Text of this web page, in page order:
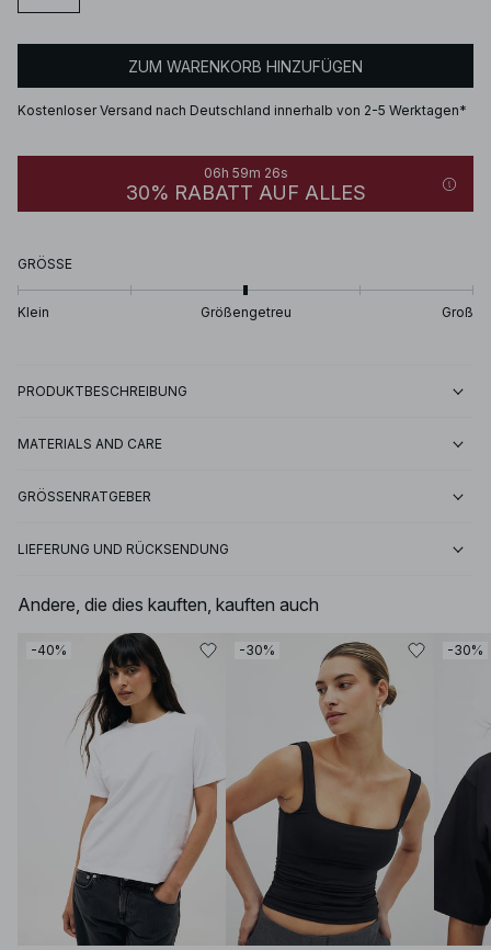
ZUM WARENKORB HINZUFÜGEN
Kostenloser Versand nach Deutschland innerhalb von 2-5 Werktagen*
06h 59m 25s
30% RABATT AUF ALLES
GRÖSSE
Klein Größengetreu Groß
PRODUKTBESCHREIBUNG
MATERIALS AND CARE
GRÖSSENRATGEBER
LIEFERUNG UND RÜCKSENDUNG
Andere, die dies kauften, kauften auch
-40% -30% -30%